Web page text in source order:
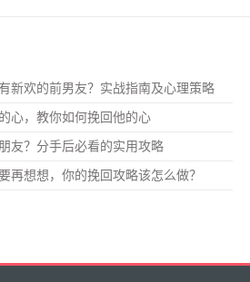
新欢的前男友？实战指南及心理策略
心，教你如何挽回他的心
友？分手后必看的实用攻略
再想想，你的挽回攻略该怎么做？